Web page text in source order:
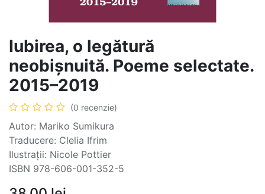
Iubirea, o legătură
neobișnuită. Poeme selectate.
2015–2019
(0 recenzie)
Autor: Mariko Sumikura
Traducere: Clelia Ifrim
Ilustrații: Nicole Pottier
ISBN 978-606-001-352-5